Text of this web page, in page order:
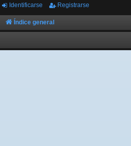
or
os
Identificarse Registrarse
Índice general